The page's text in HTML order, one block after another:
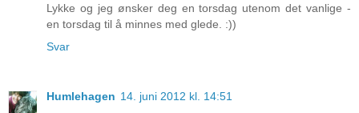
Lykke og jeg ønsker deg en torsdag utenom det vanlige -
en torsdag til å minnes med glede. :))
Svar
Humlehagen 14. juni 2012 kl. 14:51